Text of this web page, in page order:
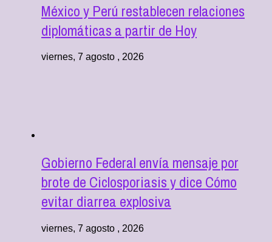
México y Perú restablecen relaciones
diplomáticas a partir de Hoy
viernes, 7 agosto , 2026
Gobierno Federal envía mensaje por
brote de Ciclosporiasis y dice Cómo
evitar diarrea explosiva
viernes, 7 agosto , 2026